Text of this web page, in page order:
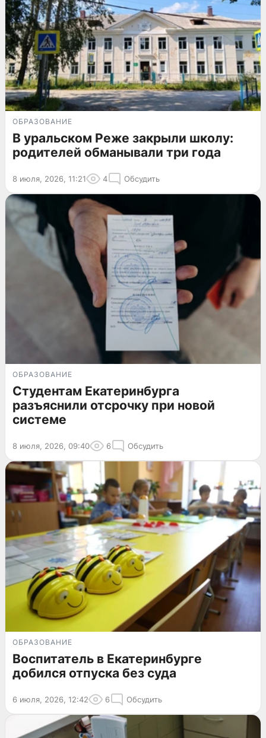
ОБРАЗОВАНИЕ
В уральском Реже закрыли школу:
родителей обманывали три года
8 июля, 2026, 11:21 4 Обсудить
ОБРАЗОВАНИЕ
Студентам Екатеринбурга
разъяснили отсрочку при новой
системе
8 июля, 2026, 09:40 6 Обсудить
ОБРАЗОВАНИЕ
Воспитатель в Екатеринбурге
добился отпуска без суда
6 июля, 2026, 12:42 6 Обсудить